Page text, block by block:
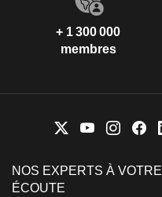
+ 1 300 000
membres
NOS EXPERTS À VOTRE
ÉCOUTE